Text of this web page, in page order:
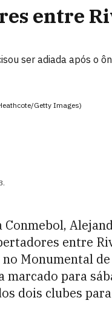
entre
ser adiada após o
Getty Images)
.
entre
Monumental
para
dois clubes